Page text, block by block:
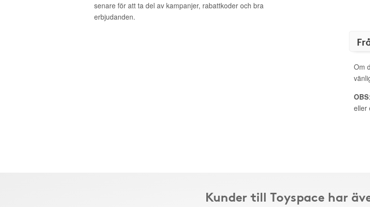
senare för att ta del av kampanjer, rabattkoder och bra
erbjudanden.
Om
OBS
eller
Kunder till Toyspace har